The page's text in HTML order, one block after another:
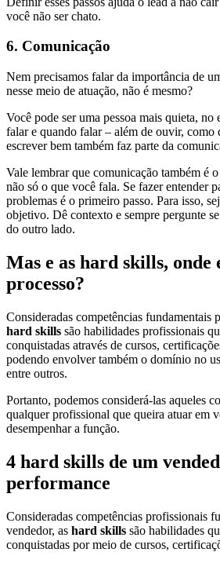
você não ser chato.
6. Comunicação
Nem precisamos falar da importância de
nesse meio de atuação, não é mesmo?
Você pode ser uma pessoa mais quieta, no
falar e quando falar – além de ouvir, como
escrever bem também faz parte da
Vale lembrar que comunicação também é
não só o que você fala. Se fazer entender
problemas é o primeiro passo. Para isso,
objetivo. Dê contexto e sempre pergunte
do outro lado.
Mas e as hard skills, onde
processo?
Consideradas competências fundamentais
hard skills são habilidades profissionais
conquistadas através de cursos,
podendo envolver também o domínio no
entre outros.
Portanto, podemos considerá-las aqueles
qualquer profissional que queira atuar em
desempenhar a função.
4 hard skills de um
performance
Consideradas competências profissionais
vendedor, as hard skills são habilidades
conquistadas por meio de cursos,